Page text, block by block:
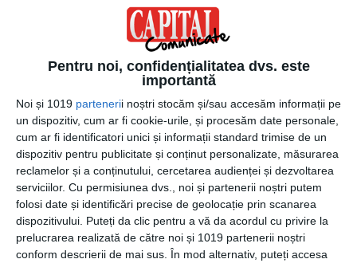
Pentru noi, confidențialitatea dvs. este
importantă
Noi și 1019 partenerii noștri stocăm și/sau accesăm informații pe
un dispozitiv, cum ar fi cookie-urile, și procesăm date personale,
cum ar fi identificatori unici și informații standard trimise de un
dispozitiv pentru publicitate și conținut personalizate, măsurarea
reclamelor și a conținutului, cercetarea audienței și dezvoltarea
serviciilor. Cu permisiunea dvs., noi și partenerii noștri putem
folosi date și identificări precise de geolocație prin scanarea
dispozitivului. Puteți da clic pentru a vă da acordul cu privire la
prelucrarea realizată de către noi și 1019 partenerii noștri
conform descrierii de mai sus. În mod alternativ, puteți accesa
Tocmai de aceea este recomandată verificarea și
curățarea filtrelor o dată la două sau trei săptămâni în
perioadele de utilizare intensă.
În plus, un montaj realizat necorespunzător poate afecta
circulația aerului și eficiența filtrelor, ceea ce reduce
performanța aparatului. Alegerea unei oferte de aer
condiționat cu montaj inclus
oferă avantajul unei
instalări profesionale și al unei configurări corecte încă de
la început.
Protejează echipamentul